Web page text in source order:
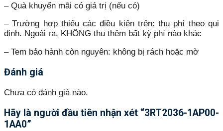
– Quà khuyến mãi có giá trị (nếu có)
– Trường hợp thiếu các điều kiện trên: thu phí theo qui
định. Ngoài ra, KHÔNG thu thêm bất kỳ phí nào khác
– Tem bảo hành còn nguyên: không bị rách hoặc mờ
Đánh giá
Chưa có đánh giá nào.
Hãy là người đầu tiên nhận xét “3RT2036-1AP00-
1AA0”